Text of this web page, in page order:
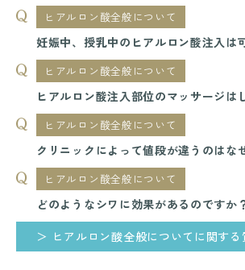
ヒアルロン酸全般について
妊娠中、授乳中のヒアルロン酸注入は
ヒアルロン酸全般について
ヒアルロン酸注入部位のマッサージは
ヒアルロン酸全般について
クリニックによって値段が違うのはな
ヒアルロン酸全般について
どのようなシワに効果があるのですか
＞ ヒアルロン酸全般についてに関する